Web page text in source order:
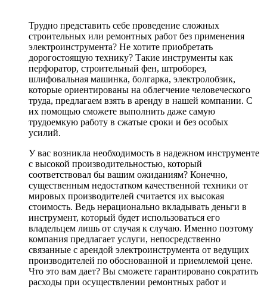
Трудно представить себе проведение сложных
строительных или ремонтных работ без применения
электроинструмента? Не хотите приобретать
дорогостоящую технику? Такие инструменты как
перфоратор, строительный фен, штроборез,
шлифовальная машинка, болгарка, электролобзик,
которые ориентированы на облегчение человеческого
труда, предлагаем взять в аренду в нашей компании. С
их помощью сможете выполнить даже самую
трудоемкую работу в сжатые сроки и без особых
усилий.
У вас возникла необходимость в надежном инструменте
с высокой производительностью, который
соответствовал бы вашим ожиданиям? Конечно,
существенным недостатком качественной техники от
мировых производителей считается их высокая
стоимость. Ведь нерационально вкладывать деньги в
инструмент, который будет использоваться его
владельцем лишь от случая к случаю. Именно поэтому
компания предлагает услуги, непосредственно
связанные с арендой электроинструмента от ведущих
производителей по обоснованной и приемлемой цене.
Что это вам дает? Вы сможете гарантировано сократить
расходы при осуществлении ремонтных работ и